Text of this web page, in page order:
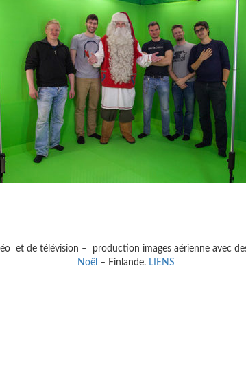
et de télévision – production images aérienne avec
Noël – Finlande. LIENS